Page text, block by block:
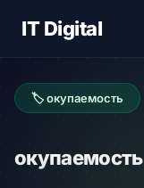
IT Digital
🏷 окупаемость
окупаемость